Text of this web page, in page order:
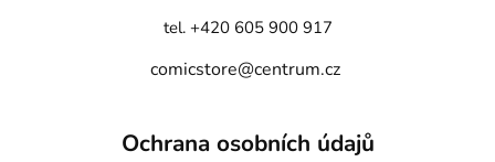
tel. +420 605 900 917
comicstore@centrum.cz
Ochrana osobních údajů